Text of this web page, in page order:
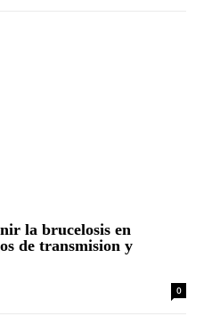
la brucelosis en
de transmision y
0